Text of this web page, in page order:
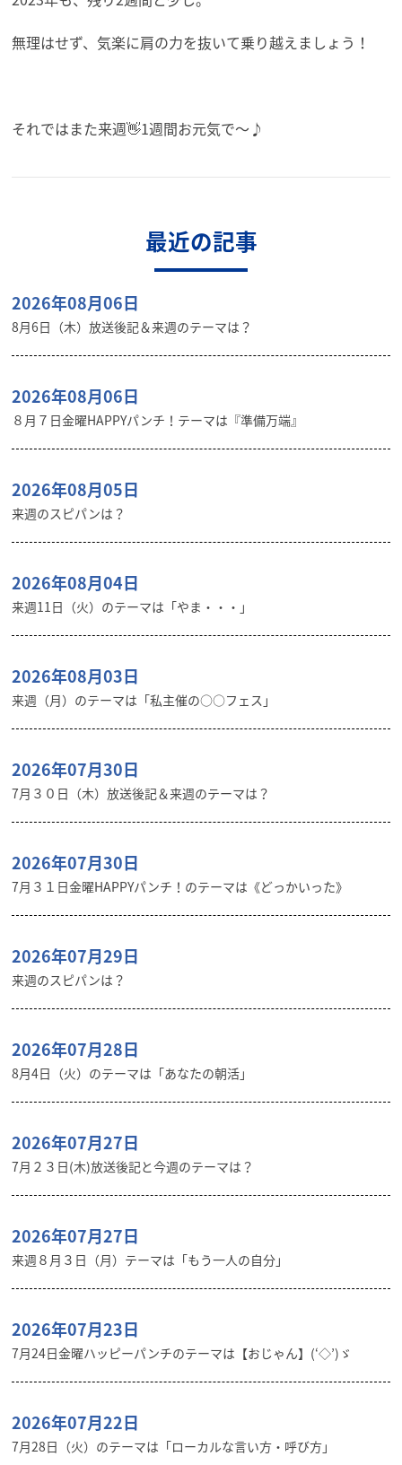
無理はせず、気楽に肩の力を抜いて乗り越えましょう！
それではまた来週👋1週間お元気で～♪
最近の記事
2026年08月06日
8月6日（木）放送後記＆来週のテーマは？
2026年08月06日
８月７日金曜HAPPYパンチ！テーマは『準備万端』
2026年08月05日
来週のスピパンは？
2026年08月04日
来週11日（火）のテーマは「やま・・・」
2026年08月03日
来週（月）のテーマは「私主催の○○フェス」
2026年07月30日
7月３０日（木）放送後記＆来週のテーマは？
2026年07月30日
7月３１日金曜HAPPYパンチ！のテーマは《どっかいった》
2026年07月29日
来週のスピパンは？
2026年07月28日
8月4日（火）のテーマは「あなたの朝活」
2026年07月27日
7月２３日(木)放送後記と今週のテーマは？
2026年07月27日
来週８月３日（月）テーマは「もう一人の自分」
2026年07月23日
7月24日金曜ハッピーパンチのテーマは【おじゃん】(‘◇’)ゞ
2026年07月22日
7月28日（火）のテーマは「ローカルな言い方・呼び方」